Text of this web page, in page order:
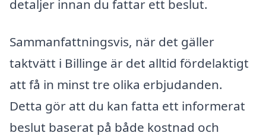
detaljer innan du fattar ett beslut.
Sammanfattningsvis, när det gäller
taktvätt i Billinge är det alltid fördelaktigt
att få in minst tre olika erbjudanden.
Detta gör att du kan fatta ett informerat
beslut baserat på både kostnad och